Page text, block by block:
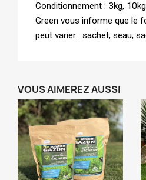
Conditionnement : 3kg,
Green vous informe que le
peut varier : sachet, seau,
VOUS AIMEREZ AUSSI